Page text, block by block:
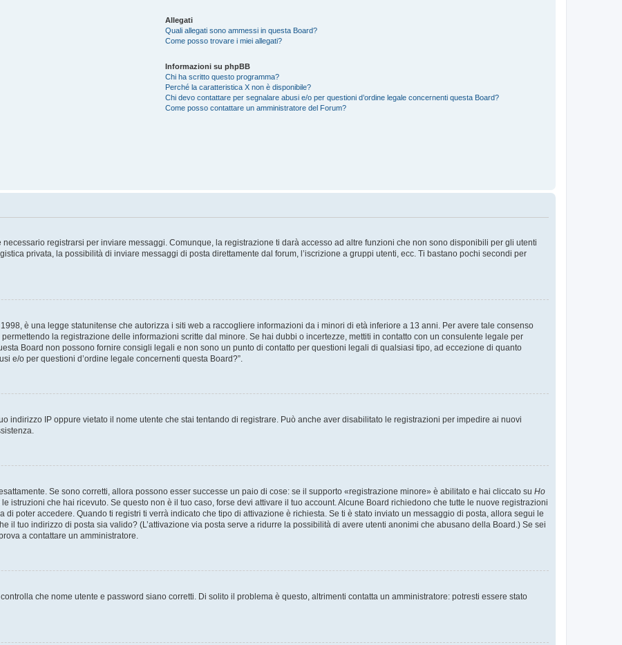
Allegati
Quali allegati sono ammessi in questa Board?
Come posso trovare i miei allegati?
Informazioni su phpBB
Chi ha scritto questo programma?
Perché la caratteristica X non è disponibile?
Chi devo contattare per segnalare abusi e/o per questioni d’ordine legale concernenti questa Board?
Come posso contattare un amministratore del Forum?
registrarsi per inviare messaggi. Comunque, la registrazione ti darà accesso ad altre funzioni che non sono disponibili per gli utenti
privata, la possibilità di inviare messaggi di posta direttamente dal forum, l’iscrizione a gruppi utenti, ecc. Ti bastano pochi secondi per
è una legge statunitense che autorizza i siti web a raccogliere informazioni da i minori di età inferiore a 13 anni. Per avere tale consenso
la registrazione delle informazioni scritte dal minore. Se hai dubbi o incertezze, mettiti in contatto con un consulente legale per
Board non possono fornire consigli legali e non sono un punto di contatto per questioni legali di qualsiasi tipo, ad eccezione di quanto
e/o per questioni d’ordine legale concernenti questa Board?”.
indirizzo IP oppure vietato il nome utente che stai tentando di registrare. Può anche aver disabilitato le registrazioni per impedire ai nuovi
Se sono corretti, allora possono esser successe un paio di cose: se il supporto «registrazione minore» è abilitato e hai cliccato su Ho
istruzioni che hai ricevuto. Se questo non è il tuo caso, forse devi attivare il tuo account. Alcune Board richiedono che tutte le nuove registrazioni
di poter accedere. Quando ti registri ti verrà indicato che tipo di attivazione è richiesta. Se ti è stato inviato un messaggio di posta, allora segui le
il tuo indirizzo di posta sia valido? (L’attivazione via posta serve a ridurre la possibilità di avere utenti anonimi che abusano della Board.) Se sei
a contattare un amministratore.
che nome utente e password siano corretti. Di solito il problema è questo, altrimenti contatta un amministratore: potresti essere stato